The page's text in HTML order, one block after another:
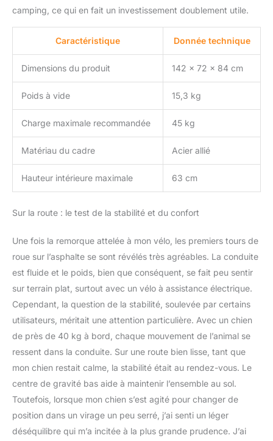
camping, ce qui en fait un investissement doublement utile.
Caractéristique Donnée technique
Dimensions du produit 142 x 72 x 84 cm
Poids à vide 15,3 kg
Charge maximale recommandée 45 kg
Matériau du cadre Acier allié
Hauteur intérieure maximale 63 cm
Sur la route : le test de la stabilité et du confort
Une fois la remorque attelée à mon vélo, les premiers tours de
roue sur l’asphalte se sont révélés très agréables. La conduite
est fluide et le poids, bien que conséquent, se fait peu sentir
sur terrain plat, surtout avec un vélo à assistance électrique.
Cependant, la question de la stabilité, soulevée par certains
utilisateurs, méritait une attention particulière. Avec un chien
de près de 40 kg à bord, chaque mouvement de l’animal se
ressent dans la conduite. Sur une route bien lisse, tant que
mon chien restait calme, la stabilité était au rendez-vous. Le
centre de gravité bas aide à maintenir l’ensemble au sol.
Toutefois, lorsque mon chien s’est agité pour changer de
position dans un virage un peu serré, j’ai senti un léger
déséquilibre qui m’a incitée à la plus grande prudence. J’ai